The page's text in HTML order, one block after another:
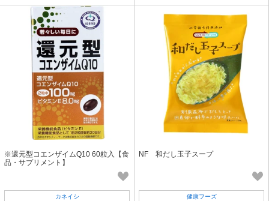
※還元型コエンザイムQ10 60粒入【食
品・サプリメント】
カネイシ
NF 和だし玉子スープ
健康フーズ